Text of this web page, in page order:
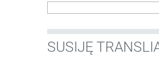
SUSIJĘ